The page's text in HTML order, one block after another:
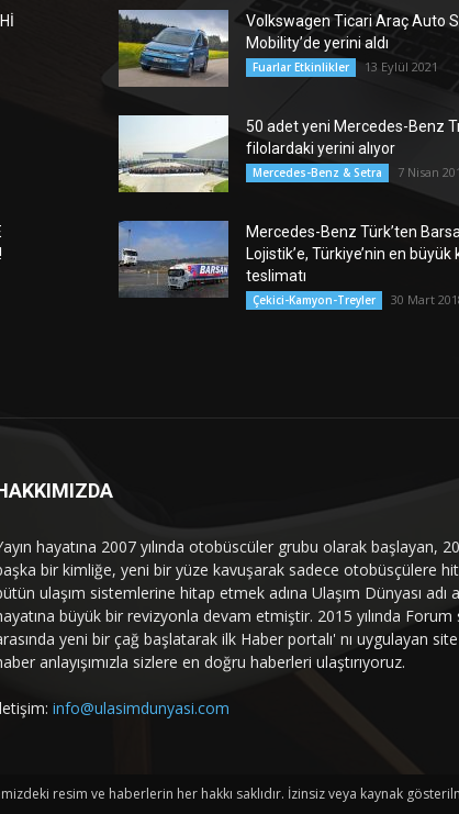
Volkswagen Ticari Araç Auto
Mobility’de yerini aldı
Fuarlar Etkinlikler 13 Eylül 2021
50 adet yeni Mercedes-Benz
filolardaki yerini alıyor
Mercedes-Benz & Setra 7 Nisan
Mercedes-Benz Türk’ten
Lojistik’e, Türkiye’nin en büyük
teslimatı
Çekici-Kamyon-Treyler 30 Mart
hayatına 2007 yılında otobüscüler grubu olarak başlayan,
bir kimliğe, yeni bir yüze kavuşarak sadece otobüsçülere
ulaşım sistemlerine hitap etmek adına Ulaşım Dünyası adı
büyük bir revizyonla devam etmiştir. 2015 yılında Forum
yeni bir çağ başlatarak ilk Haber portalı' nı uygulayan
anlayışımızla sizlere en doğru haberleri ulaştırıyoruz.
info@ulasimdunyasi.com
resim ve haberlerin her hakkı saklıdır. İzinsiz veya kaynak